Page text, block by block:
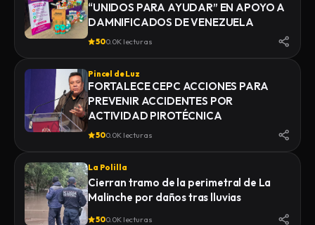
“UNIDOS PARA AYUDAR” EN APOYO A
DAMNIFICADOS DE VENEZUELA
500.0K lecturas
Pincel de Luz
FORTALECE CEPC ACCIONES PARA
PREVENIR ACCIDENTES POR
ACTIVIDAD PIROTÉCNICA
500.0K lecturas
La Polilla
Cierran tramo de la perimetral de La
Malinche por daños tras lluvias
500.0K lecturas